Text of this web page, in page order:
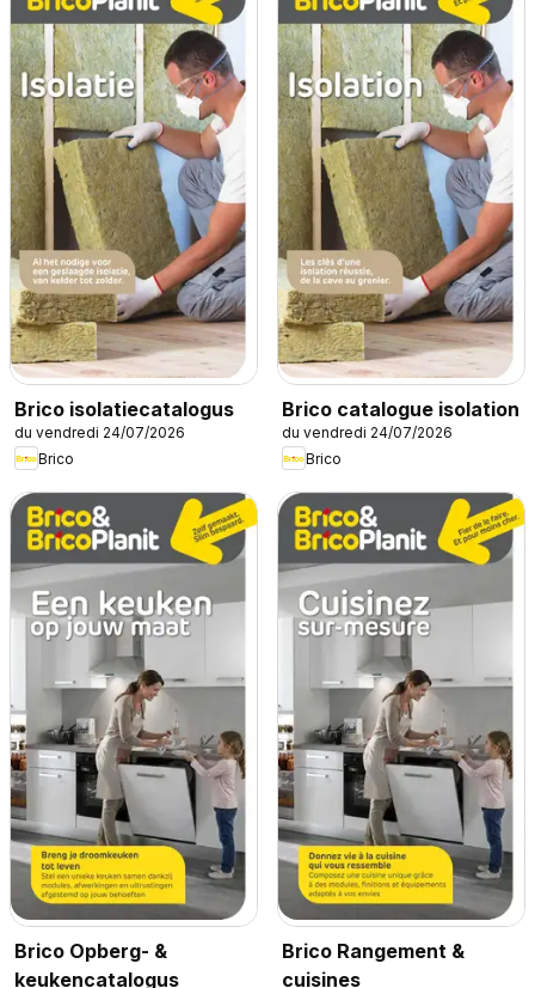
Brico isolatiecatalogus
du vendredi 24/07/2026
Brico
Brico catalogue isolation
du vendredi 24/07/2026
Brico
Brico Opberg- &
keukencatalogus
Brico Rangement &
cuisines